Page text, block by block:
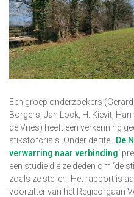
Een groep onderzoekers
Borgers, Jan Lock, H. Kievit,
de Vries) heeft een verkenning
stikstofcrisis. Onder de titel ‘De
verwarring naar verbinding‘
een studie die ze deden om ‘de
zoals ze stellen. Het rapport is
voorzitter van het Regieorgaan